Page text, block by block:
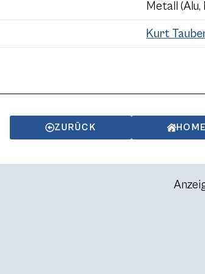
Metall (Alu,
Kurt
ZURÜCK HOME